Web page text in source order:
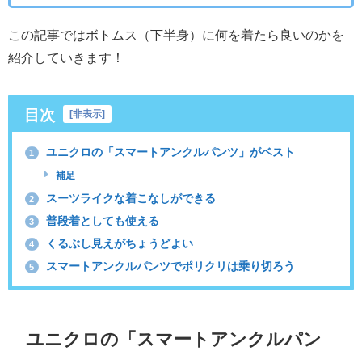
この記事ではボトムス（下半身）に何を着たら良いのかを
紹介していきます！
目次 非表示
1 ユニクロの「スマートアンクルパンツ」がベスト
補足
2 スーツライクな着こなしができる
3 普段着としても使える
4 くるぶし見えがちょうどよい
5 スマートアンクルパンツでポリクリは乗り切ろう
ユニクロの「スマートアンクルパン